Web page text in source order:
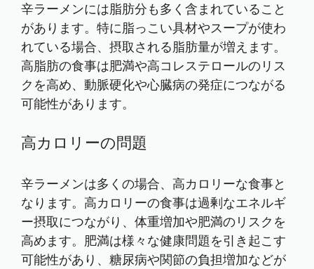
辛ラーメンには脂肪分も多く含まれていること
があります。特に脂っこい具材やスープが使わ
れている場合、摂取される脂肪量が増えます。
高脂肪の食事は肥満や高コレステロールのリス
クを高め、動脈硬化や心臓病の発症につながる
可能性があります。
高カロリーの問題
辛ラーメンは多くの場合、高カロリーな食事と
なります。高カロリーの食事は過剰なエネルギ
ー摂取につながり、体重増加や肥満のリスクを
高めます。肥満は様々な健康問題を引き起こす
可能性があり、糖尿病や関節の負担増加などが